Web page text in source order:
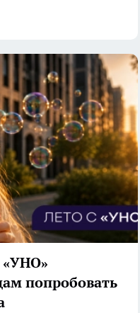
«УНО»
попробовать